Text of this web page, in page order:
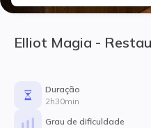
Elliot Magia -
Duração
2h30min
Grau de dificuldade